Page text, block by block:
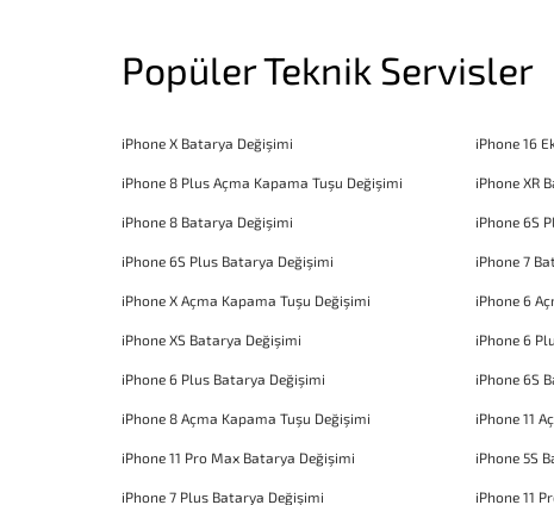
Popüler Teknik Servisler
iPhone X Batarya Değişimi iPhone 16
iPhone 8 Plus Açma Kapama Tuşu Değişimi iPhone XR
iPhone 8 Batarya Değişimi iPhone 6S
iPhone 6S Plus Batarya Değişimi iPhone 7
iPhone X Açma Kapama Tuşu Değişimi iPhone 6
iPhone XS Batarya Değişimi iPhone 6
iPhone 6 Plus Batarya Değişimi iPhone 6S
iPhone 8 Açma Kapama Tuşu Değişimi iPhone 11
iPhone 11 Pro Max Batarya Değişimi iPhone 5S
iPhone 7 Plus Batarya Değişimi iPhone 11